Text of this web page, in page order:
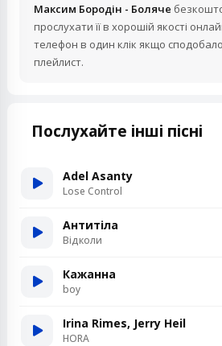
Максим Бородін - Боляче
прослухати її в хорошій якості
телефон в один клік якщо
плейлист.
Послухайте інші пісні
Adel Asanty
Lose Control
Антитіла
Відколи
Кажанна
boy
Irina Rimes, Jerry Heil
HORA